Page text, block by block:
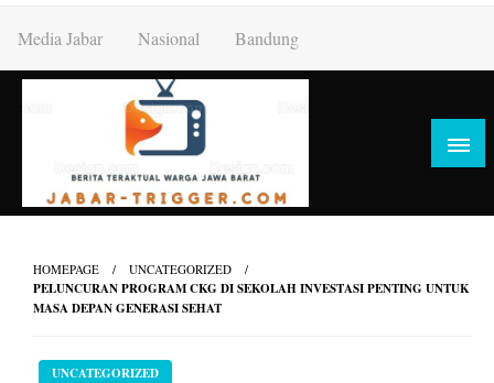
content
Media Jabar Nasional Bandung
HOMEPAGE UNCATEGORIZED
PELUNCURAN PROGRAM CKG DI SEKOLAH INVESTASI PENTING UNTUK
MASA DEPAN GENERASI SEHAT
UNCATEGORIZED